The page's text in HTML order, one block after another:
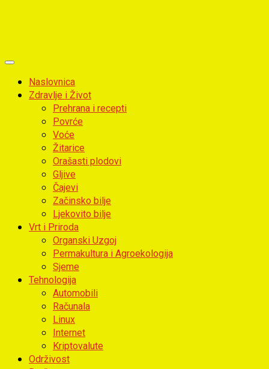
Primary
MenuNaslovnica
Zdravlje i Život
Prehrana i recepti
Povrće
Voće
Žitarice
Orašasti plodovi
Gljive
Čajevi
Začinsko bilje
Ljekovito bilje
Vrt i Priroda
Organski Uzgoj
Permakultura i Agroekologija
Sjeme
Tehnologija
Automobili
Računala
Linux
Internet
Kriptovalute
Održivost